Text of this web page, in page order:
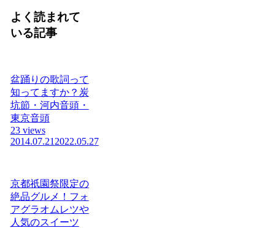
よく読まれて
いる記事
盆踊りの歌詞って
知ってますか？炭
坑節・河内音頭・
東京音頭
23 views
2014.07.21 2022.05.27
京都祇園祭限定の
絶品グルメ！フォ
アグラオムレツや
人気のスイーツ